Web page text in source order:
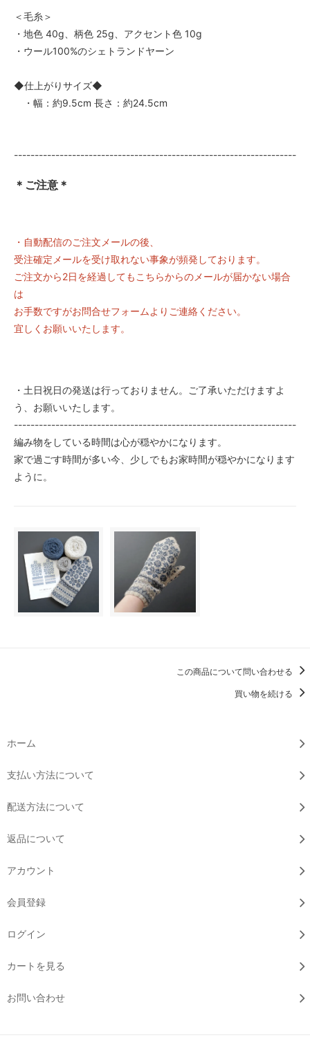
＜毛糸＞
・地色 40g、柄色 25g、アクセント色 10g
・ウール100%のシェトランドヤーン
◆仕上がりサイズ◆
・幅：約9.5cm 長さ：約24.5cm
--------------------------------------------------------------------
＊ご注意＊
・自動配信のご注文メールの後、
受注確定メールを受け取れない事象が頻発しております。
ご注文から2日を経過してもこちらからのメールが届かない場合
は
お手数ですがお問合せフォームよりご連絡ください。
宜しくお願いいたします。
・土日祝日の発送は行っておりません。ご了承いただけますよ
う、お願いいたします。
--------------------------------------------------------------------
編み物をしている時間は心が穏やかになります。
家で過ごす時間が多い今、少しでもお家時間が穏やかになります
ように。
この商品について問い合わせる
買い物を続ける
ホーム
支払い方法について
配送方法について
返品について
アカウント
会員登録
ログイン
カートを見る
お問い合わせ